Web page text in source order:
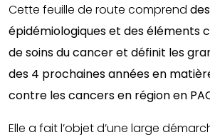
Cette feuille de route comprend
épidémiologiques et des éléments
de soins du cancer et définit les
des 4 prochaines années en
contre les cancers en région en
Elle a fait l’objet d’une large